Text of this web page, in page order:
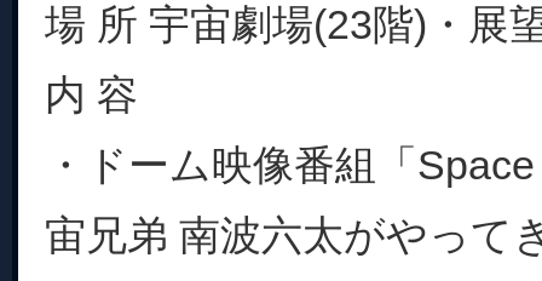
場 所 宇宙劇場(23階)・展
内 容
・ドーム映像番組「
宙兄弟 南波六太がやって